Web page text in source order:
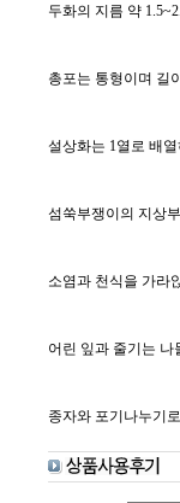
두화의 지름 약
총포는 통형이며 길
설상화는 1열로 배
섬쑥부쟁이의 지상
소염과 천식을 가라
어린 잎과 줄기는 나
종자와 포기나누기